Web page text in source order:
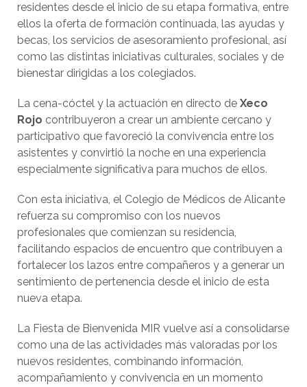
residentes desde el inicio de su etapa formativa, entre
ellos la oferta de formación continuada, las ayudas y
becas, los servicios de asesoramiento profesional, así
como las distintas iniciativas culturales, sociales y de
bienestar dirigidas a los colegiados.
La cena-cóctel y la actuación en directo de Xeco
Rojo contribuyeron a crear un ambiente cercano y
participativo que favoreció la convivencia entre los
asistentes y convirtió la noche en una experiencia
especialmente significativa para muchos de ellos.
Con esta iniciativa, el Colegio de Médicos de Alicante
refuerza su compromiso con los nuevos
profesionales que comienzan su residencia,
facilitando espacios de encuentro que contribuyen a
fortalecer los lazos entre compañeros y a generar un
sentimiento de pertenencia desde el inicio de esta
nueva etapa.
La Fiesta de Bienvenida MIR vuelve así a consolidarse
como una de las actividades más valoradas por los
nuevos residentes, combinando información,
acompañamiento y convivencia en un momento